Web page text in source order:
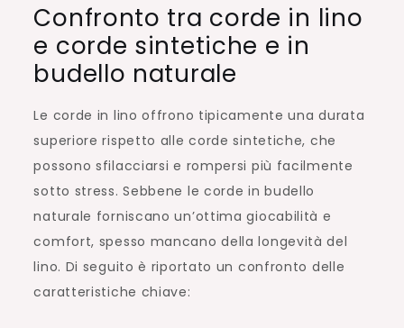
Confronto tra corde in lino
e corde sintetiche e in
budello naturale
Le corde in lino offrono tipicamente una durata
superiore rispetto alle corde sintetiche, che
possono sfilacciarsi e rompersi più facilmente
sotto stress. Sebbene le corde in budello
naturale forniscano un’ottima giocabilità e
comfort, spesso mancano della longevità del
lino. Di seguito è riportato un confronto delle
caratteristiche chiave: